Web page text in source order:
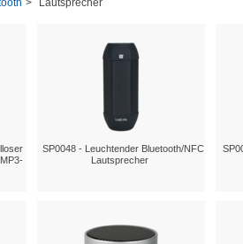
> Lautsprecher
SP0048 - Leuchtender Bluetooth/NFC
Lautsprecher